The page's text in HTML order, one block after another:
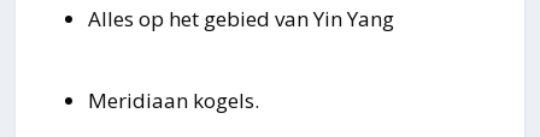
Alles op het gebied van Yin Yang
Meridiaan kogels.